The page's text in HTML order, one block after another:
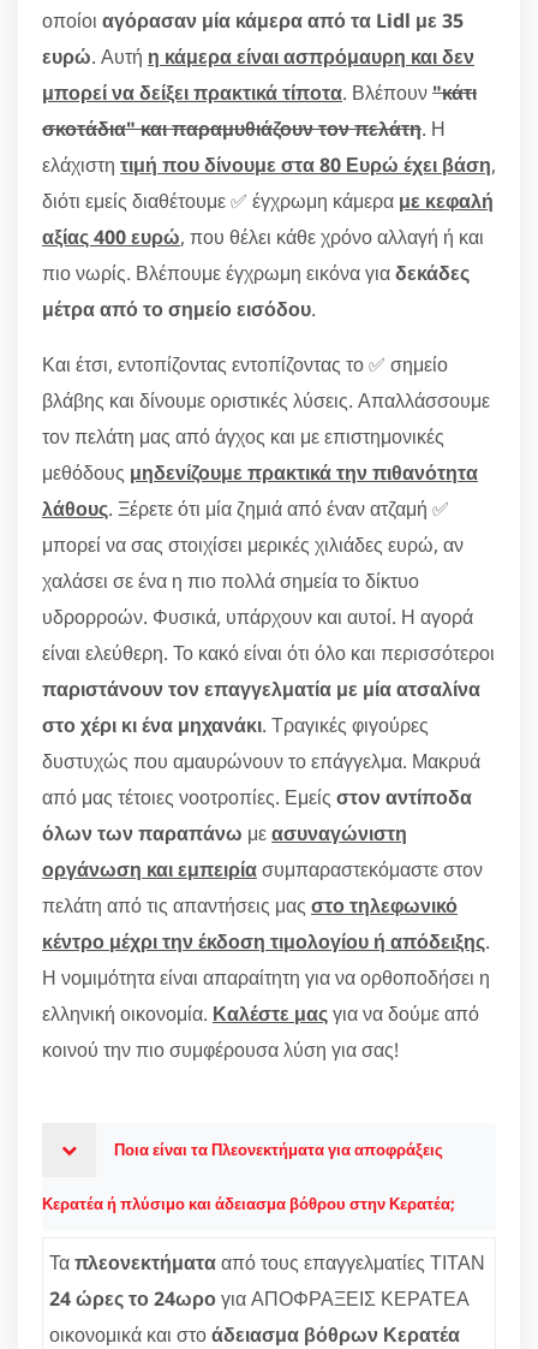
οποίοι αγόρασαν μία κάμερα από τα Lidl με 35
ευρώ. Αυτή η κάμερα είναι ασπρόμαυρη και δεν
μπορεί να δείξει πρακτικά τίποτα. Βλέπουν"κάτι
σκοτάδια" και παραμυθιάζουν τον πελάτη. Η
ελάχιστη τιμή που δίνουμε στα 80 Ευρώ έχει βάση,
διότι εμείς διαθέτουμε ✅ έγχρωμη κάμερα με κεφαλή
αξίας 400 ευρώ, που θέλει κάθε χρόνο αλλαγή ή και
πιο νωρίς. Βλέπουμε έγχρωμη εικόνα γιαδεκάδες
μέτρα από το σημείο εισόδου.
Και έτσι, εντοπίζοντας εντοπίζοντας το ✅ σημείο
βλάβης και δίνουμε οριστικές λύσεις. Απαλλάσσουμε
τον πελάτη μας από άγχος και με επιστημονικές
μεθόδους μηδενίζουμε πρακτικά την πιθανότητα
λάθους. Ξέρετε ότι μία ζημιά από έναν ατζαμή ✅
μπορεί να σας στοιχίσει μερικές χιλιάδες ευρώ, αν
χαλάσει σε ένα η πιο πολλά σημεία το δίκτυο
υδρορροών. Φυσικά, υπάρχουν και αυτοί. Η αγορά
είναι ελεύθερη. Το κακό είναι ότι όλο και περισσότεροι
παριστάνουν τον επαγγελματία με μία ατσαλίνα
στο χέρι κι ένα μηχανάκι. Τραγικές φιγούρες
δυστυχώς που αμαυρώνουν το επάγγελμα. Μακρυά
από μας τέτοιες νοοτροπίες. Εμείς στον αντίποδα
όλων των παραπάνω μεασυναγώνιστη
οργάνωση και εμπειρίασυμπαραστεκόμαστε στον
πελάτη από τις απαντήσεις μας στο τηλεφωνικό
κέντρο μέχρι την έκδοση τιμολογίου ή απόδειξης.
Η νομιμότητα είναι απαραίτητη για να ορθοποδήσει η
ελληνική οικονομία. Καλέστε μαςγια να δούμε από
κοινού την πιο συμφέρουσα λύση για σας!
Ποια είναι τα Πλεονεκτήματα για αποφράξεις
Κερατέα ή πλύσιμο και άδειασμα βόθρου στην Κερατέα;
Ταπλεονεκτήματααπό τους επαγγελματίες ΤΙΤΑΝ
24 ώρες το 24ωρογια ΑΠΟΦΡΑΞΕΙΣ ΚΕΡΑΤΕΑ
οικονομικά και στοάδειασμα βόθρων Κερατέα